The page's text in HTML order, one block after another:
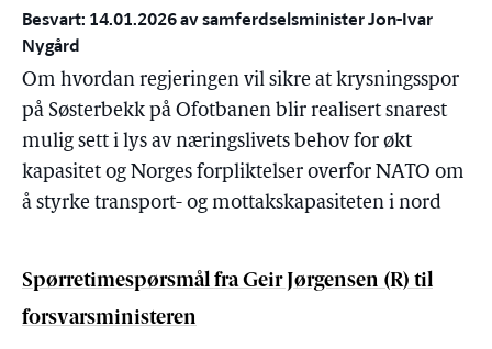
Besvart: 14.01.2026 av samferdselsminister Jon-Ivar
Nygård
Om hvordan regjeringen vil sikre at krysningsspor
på Søsterbekk på Ofotbanen blir realisert snarest
mulig sett i lys av næringslivets behov for økt
kapasitet og Norges forpliktelser overfor NATO om
å styrke transport- og mottakskapasiteten i nord
Spørretimespørsmål fra Geir Jørgensen (R) til
forsvarsministeren